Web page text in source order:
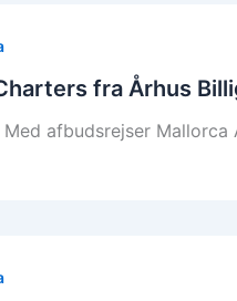
fra Århus
afbudsrejser